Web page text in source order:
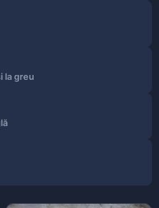
la greu